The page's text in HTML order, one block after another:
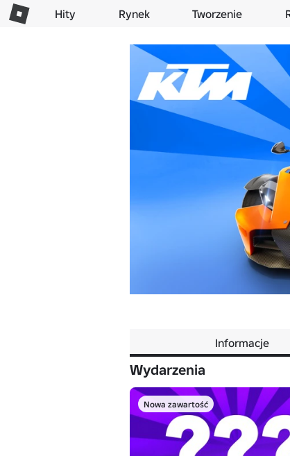
Hity Rynek Tworzenie
Informacje
Wydarzenia
Nowa zawartość